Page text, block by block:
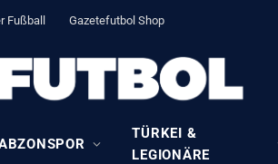
Fußball Gazetefutbol Shop
TÜRKEI &
LEGIONÄRE